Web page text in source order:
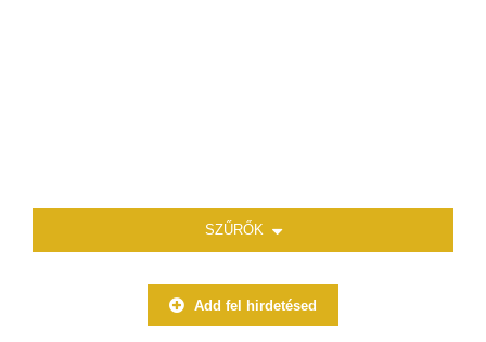
SZŰRŐK
Add fel hirdetésed